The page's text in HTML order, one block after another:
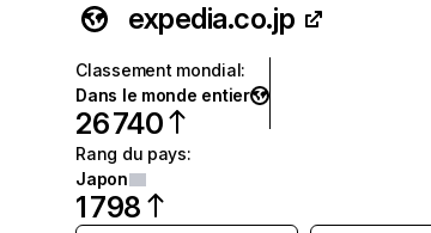
expedia.co.jp
Classement mondial:
Dans le monde entier
26 740
Rang du pays:
Japon
1 798